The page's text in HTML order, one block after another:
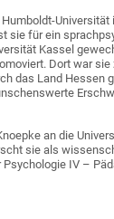
sie für ein
Kassel
Dort war sie
das Land Hessen
an die
sie als
IV –